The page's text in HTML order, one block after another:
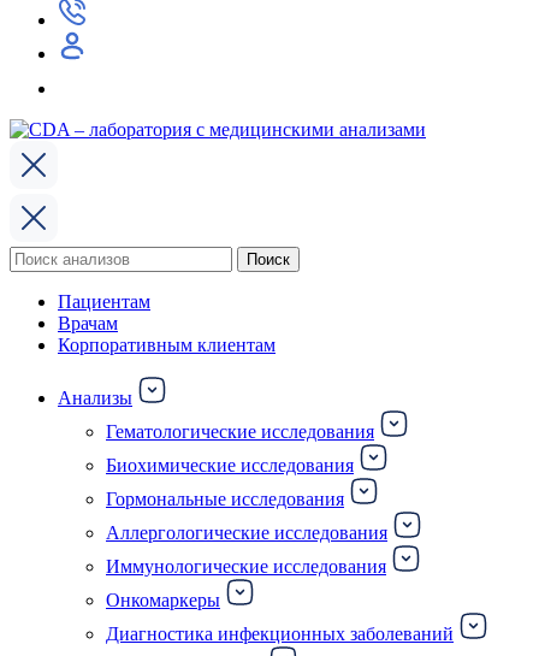
Поиск
по:
Поиск
Пациентам
Врачам
Корпоративным клиентам
Анализы
Гематологические исследования
Биохимические исследования
Гормональные исследования
Аллергологические исследования
Иммунологические исследования
Онкомаркеры
Диагностика инфекционных заболеваний